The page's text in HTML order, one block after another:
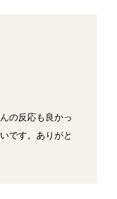
の反応も良かっ
です。ありがと